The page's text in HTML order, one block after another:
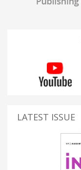
LATEST ISSUE